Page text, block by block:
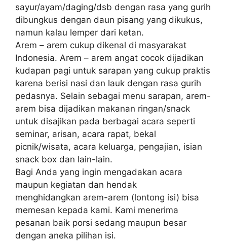
sayur/ayam/daging/dsb dengan rasa yang gurih
dibungkus dengan daun pisang yang dikukus,
namun kalau lemper dari ketan.
Arem – arem cukup dikenal di masyarakat
Indonesia. Arem – arem angat cocok dijadikan
kudapan pagi untuk sarapan yang cukup praktis
karena berisi nasi dan lauk dengan rasa gurih
pedasnya. Selain sebagai menu sarapan, arem-
arem bisa dijadikan makanan ringan/snack
untuk disajikan pada berbagai acara seperti
seminar, arisan, acara rapat, bekal
picnik/wisata, acara keluarga, pengajian, isian
snack box dan lain-lain.
Bagi Anda yang ingin mengadakan acara
maupun kegiatan dan hendak
menghidangkan arem-arem (lontong isi) bisa
memesan kepada kami. Kami menerima
pesanan baik porsi sedang maupun besar
dengan aneka pilihan isi.